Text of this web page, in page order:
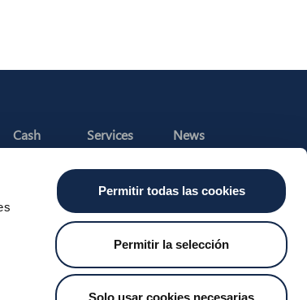
Permitir todas las cookies
Permitir la selección
Solo usar cookies necesarias
Cash Services
Payguard
Account Switching
News
Whistleblower Channel MyCase